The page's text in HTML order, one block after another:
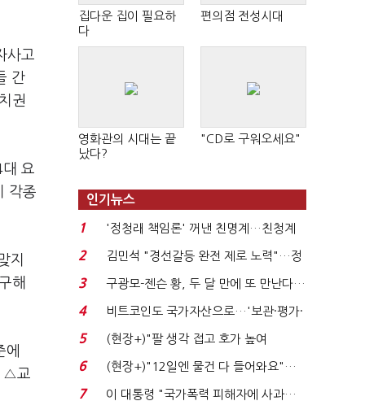
사고
간
권
요
각종
지
해
△교
집다운 집이 필요하
다
편의점 전성시대
영화관의 시대는 끝
났다?
"CD로 구워오세요"
인기뉴스
1
'정청래 책임론' 꺼낸 친명계…친청계
는 추가투표 때리기...
2
김민석 "경선갈등 완전 제로 노력"…정
청래 "반명 공세 사...
3
구광모-젠슨 황, 두 달 만에 또 만난다…
로봇·AI 등 논...
4
비트코인도 국가자산으로…'보관·평가·
처분' 기준은 ...
5
(현장+)"팔 생각 접고 호가 높여
요"…'덜 똘똘한 한 채' 20...
6
(현장+)"12일엔 물건 다 들어와요"…
빈 매대 채우며 문 연 ...
7
이 대통령 "국가폭력 피해자에 사과…